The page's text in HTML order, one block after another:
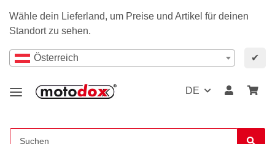
Wähle dein Lieferland, um Preise und Artikel für deinen
Standort zu sehen.
Österreich ✔
DE